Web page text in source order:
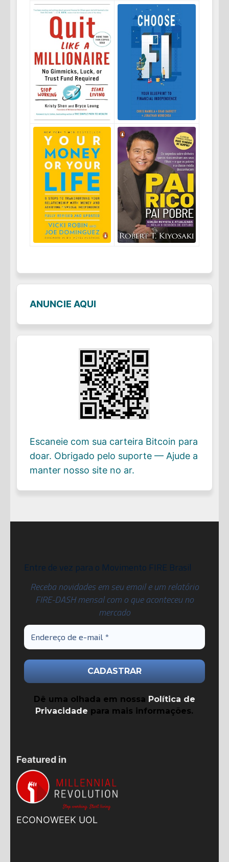
ANUNCIE AQUI
Escaneie com sua carteira Bitcoin para
doar. Obrigado pelo suporte — Ajude a
manter nosso site no ar.
Entre de vez para o Movimento FIRE Brasil
Receba novidades em seu email e um relatório
FIRE-DASH mensal com o que aconteceu no
mercado
Dê uma olhada em nossa Política de
Privacidade para mais informações.
Featured in
ECONOWEEK UOL